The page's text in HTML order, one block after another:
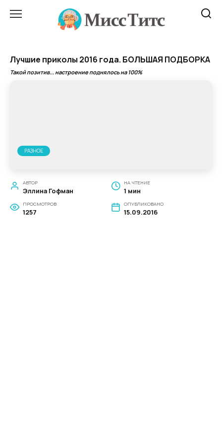
Лучшие приколы 2016 года. БОЛЬШАЯ ПОДБОРКА
Такой позитив... настроение поднялось на 100%
РАЗНОЕ
АВТОР
Эллина Гофман
НА ЧТЕНИЕ
1 мин
ПРОСМОТРОВ
1257
ОПУБЛИКОВАНО
15.09.2016